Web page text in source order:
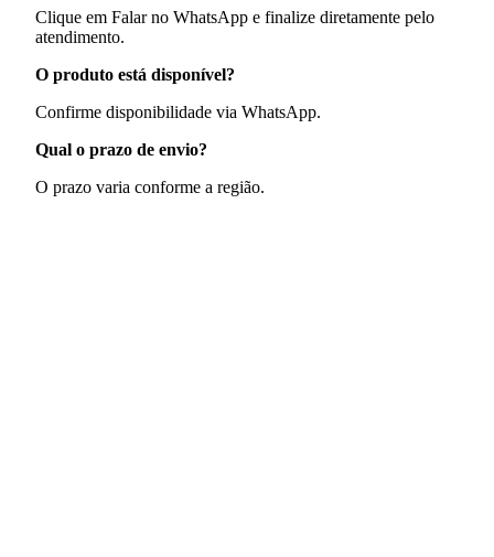
Clique em Falar no WhatsApp e finalize diretamente pelo
atendimento.
O produto está disponível?
Confirme disponibilidade via WhatsApp.
Qual o prazo de envio?
O prazo varia conforme a região.